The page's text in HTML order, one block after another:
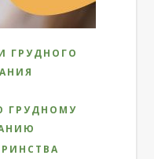
ГРУДНОГО
ГРУДНОМУ